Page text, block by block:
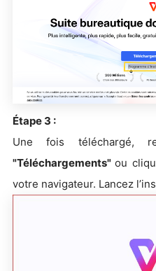
Étape 3 :
Une fois téléchargé,
"Téléchargements"ou
votre navigateur. Lancez